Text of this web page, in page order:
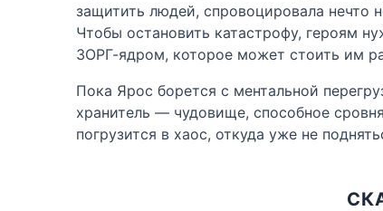
защитить людей, спровоцировала нечто
Чтобы остановить катастрофу, героям
ЗОРГ-ядром, которое может стоить им
Пока Ярос борется с ментальной
хранитель — чудовище, способное
погрузится в хаос, откуда уже не